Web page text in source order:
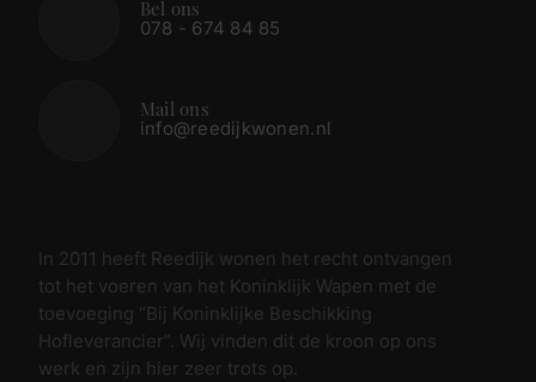
Bel ons
078 - 674 84 85
Mail ons
info@reedijkwonen.nl
In 2011 heeft Reedijk wonen het recht ontvangen
tot het voeren van het Koninklijk Wapen met de
toevoeging “Bij Koninklijke Beschikking
Hofleverancier”. Wij vinden dit de kroon op ons
werk en zijn hier zeer trots op.